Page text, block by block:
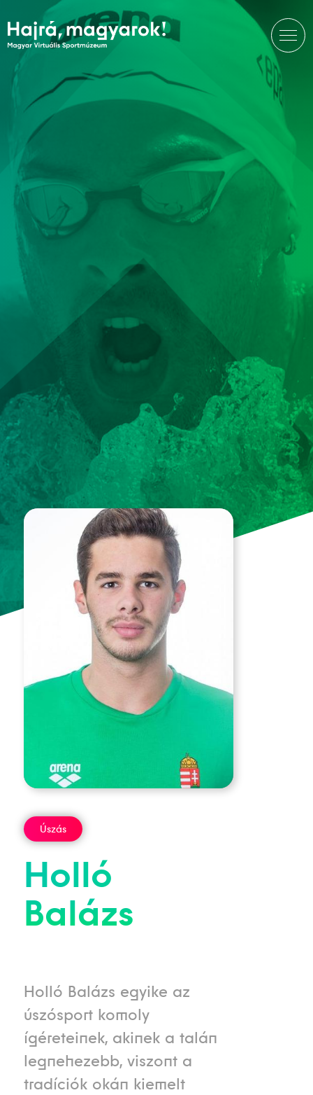
Úszás
Holló
Balázs
Holló Balázs egyike az
úszósport komoly
ígéreteinek, akinek a talán
legnehezebb, viszont a
tradíciók okán kiemelt